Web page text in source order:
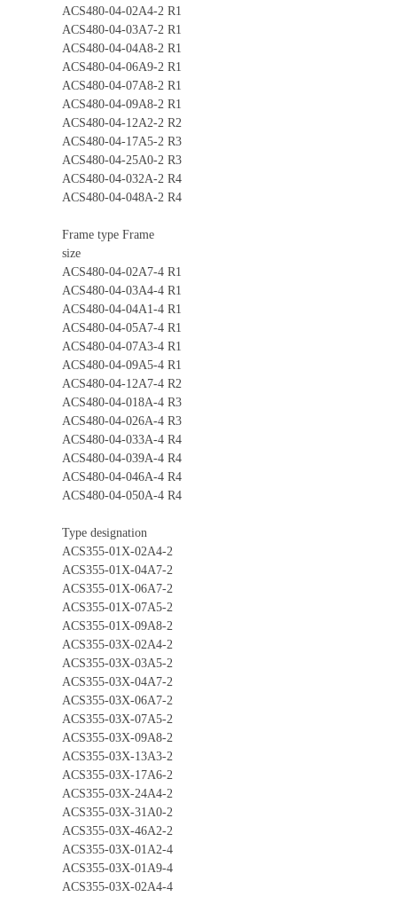
ACS480-04-02A4-2 R1
ACS480-04-03A7-2 R1
ACS480-04-04A8-2 R1
ACS480-04-06A9-2 R1
ACS480-04-07A8-2 R1
ACS480-04-09A8-2 R1
ACS480-04-12A2-2 R2
ACS480-04-17A5-2 R3
ACS480-04-25A0-2 R3
ACS480-04-032A-2 R4
ACS480-04-048A-2 R4
Frame type Frame
size
ACS480-04-02A7-4 R1
ACS480-04-03A4-4 R1
ACS480-04-04A1-4 R1
ACS480-04-05A7-4 R1
ACS480-04-07A3-4 R1
ACS480-04-09A5-4 R1
ACS480-04-12A7-4 R2
ACS480-04-018A-4 R3
ACS480-04-026A-4 R3
ACS480-04-033A-4 R4
ACS480-04-039A-4 R4
ACS480-04-046A-4 R4
ACS480-04-050A-4 R4
Type designation
ACS355-01X-02A4-2
ACS355-01X-04A7-2
ACS355-01X-06A7-2
ACS355-01X-07A5-2
ACS355-01X-09A8-2
ACS355-03X-02A4-2
ACS355-03X-03A5-2
ACS355-03X-04A7-2
ACS355-03X-06A7-2
ACS355-03X-07A5-2
ACS355-03X-09A8-2
ACS355-03X-13A3-2
ACS355-03X-17A6-2
ACS355-03X-24A4-2
ACS355-03X-31A0-2
ACS355-03X-46A2-2
ACS355-03X-01A2-4
ACS355-03X-01A9-4
ACS355-03X-02A4-4